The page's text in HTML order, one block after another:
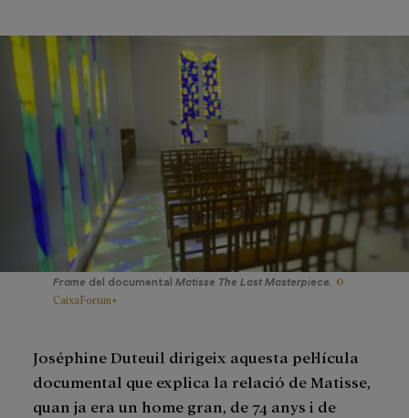
Frame del documental Matisse The Last Masterpiece. ©
CaixaForum+
Joséphine Duteuil dirigeix aquesta pel·lícula
documental que explica la relació de Matisse,
quan ja era un home gran, de 74 anys i de